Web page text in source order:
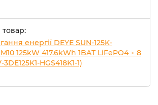
енергії DEYE SUN-125K-
125kW 417.6kWh 1BAT LiFePO4 ≥ 8
HGS418K1-1)